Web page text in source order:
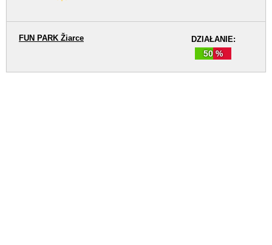
DZIAŁANIE:
50 %
FUN PARK Žiarce